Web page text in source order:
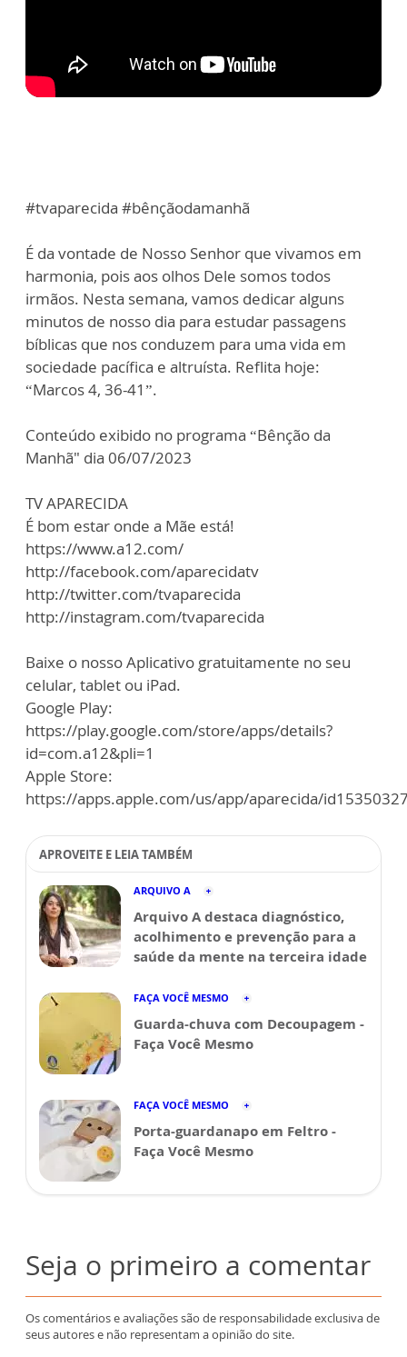
#tvaparecida #bênçãodamanhã
É da vontade de Nosso Senhor que vivamos em
harmonia, pois aos olhos Dele somos todos
irmãos. Nesta semana, vamos dedicar alguns
minutos de nosso dia para estudar passagens
bíblicas que nos conduzem para uma vida em
sociedade pacífica e altruísta. Reflita hoje:
“Marcos 4, 36-41”.
Conteúdo exibido no programa “Bênção da
Manhã" dia 06/07/2023
TV APARECIDA
É bom estar onde a Mãe está!
https://www.a12.com/
http://facebook.com/aparecidatv
http://twitter.com/tvaparecida
http://instagram.com/tvaparecida
Baixe o nosso Aplicativo gratuitamente no seu
celular, tablet ou iPad.
Google Play:
https://play.google.com/store/apps/details?
id=com.a12&pli=1
Apple Store:
https://apps.apple.com/us/app/aparecida/
APROVEITE E LEIA TAMBÉM
ARQUIVO A
Arquivo A destaca diagnóstico,
acolhimento e prevenção para a
saúde da mente na terceira idade
FAÇA VOCÊ MESMO
Guarda-chuva com Decoupagem -
Faça Você Mesmo
FAÇA VOCÊ MESMO
Porta-guardanapo em Feltro -
Faça Você Mesmo
Seja o primeiro a comentar
Os comentários e avaliações são de responsabilidade exclusiva de
seus autores e não representam a opinião do site.